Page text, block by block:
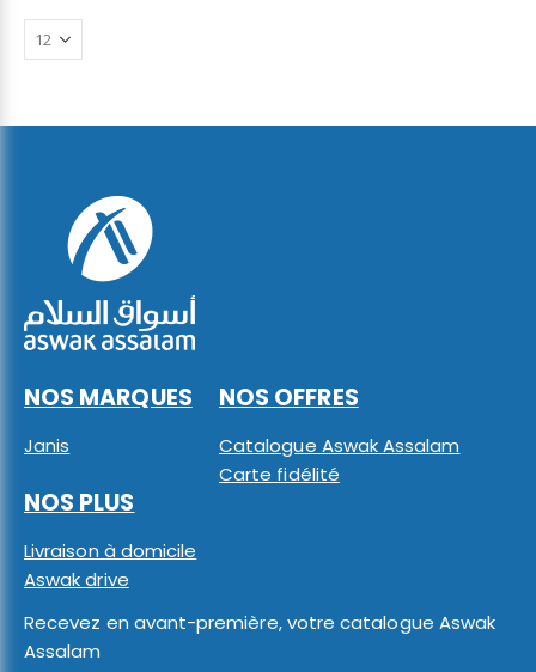
NOS MARQUES
Janis
NOS OFFRES
Catalogue Aswak Assalam
Carte fidélité
NOS PLUS
Livraison à domicile
Aswak drive
Recevez en avant-première, votre catalogue Aswak
Assalam